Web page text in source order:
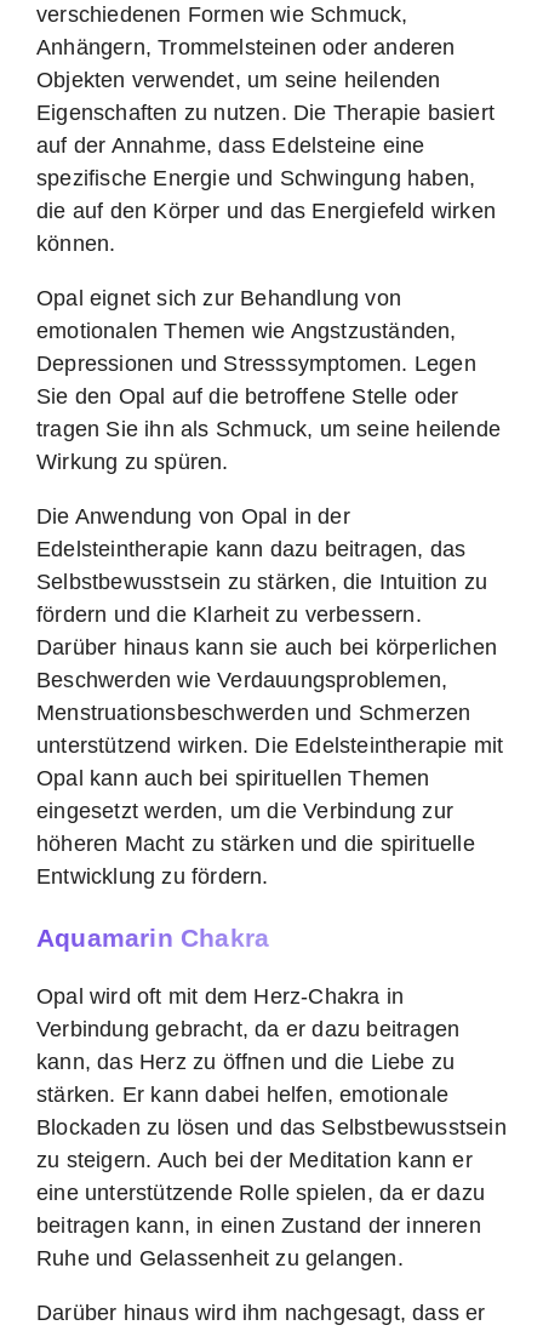
verschiedenen Formen wie Schmuck,
Anhängern, Trommelsteinen oder anderen
Objekten verwendet, um seine heilenden
Eigenschaften zu nutzen. Die Therapie basiert
auf der Annahme, dass Edelsteine eine
spezifische Energie und Schwingung haben,
die auf den Körper und das Energiefeld wirken
können.
Opal eignet sich zur Behandlung von
emotionalen Themen wie Angstzuständen,
Depressionen und Stresssymptomen. Legen
Sie den Opal auf die betroffene Stelle oder
tragen Sie ihn als Schmuck, um seine heilende
Wirkung zu spüren.
Die Anwendung von Opal in der
Edelsteintherapie kann dazu beitragen, das
Selbstbewusstsein zu stärken, die Intuition zu
fördern und die Klarheit zu verbessern.
Darüber hinaus kann sie auch bei körperlichen
Beschwerden wie Verdauungsproblemen,
Menstruationsbeschwerden und Schmerzen
unterstützend wirken. Die Edelsteintherapie mit
Opal kann auch bei spirituellen Themen
eingesetzt werden, um die Verbindung zur
höheren Macht zu stärken und die spirituelle
Entwicklung zu fördern.
Aquamarin Chakra
Opal wird oft mit dem Herz-Chakra in
Verbindung gebracht, da er dazu beitragen
kann, das Herz zu öffnen und die Liebe zu
stärken. Er kann dabei helfen, emotionale
Blockaden zu lösen und das Selbstbewusstsein
zu steigern. Auch bei der Meditation kann er
eine unterstützende Rolle spielen, da er dazu
beitragen kann, in einen Zustand der inneren
Ruhe und Gelassenheit zu gelangen.
Darüber hinaus wird ihm nachgesagt, dass er